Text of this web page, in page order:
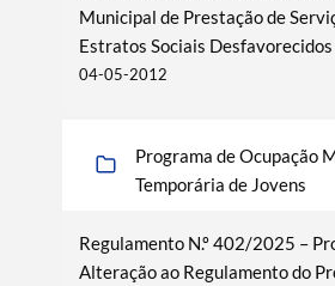
Municipal de Prestação de
Estratos Sociais Desfavorecidos
04-05-2012
Programa de Ocupação
Temporária de Jovens
Regulamento N.º 402/2025 –
Alteração ao Regulamento do